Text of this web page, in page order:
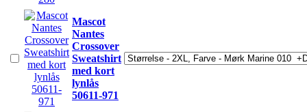
Mascot
Nantes
Crossover
Sweatshirt
med kort
lynlås
50611-971